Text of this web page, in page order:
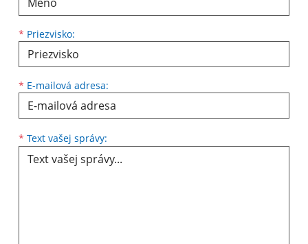
* Priezvisko:
* E-mailová adresa:
* Text vašej správy: